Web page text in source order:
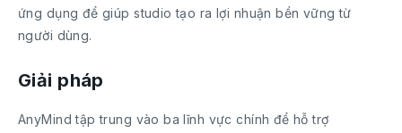
ứng dụng để giúp studio tạo ra lợi nhuận bền vững từ
người dùng.
Giải pháp
AnyMind tập trung vào ba lĩnh vực chính để hỗ trợ